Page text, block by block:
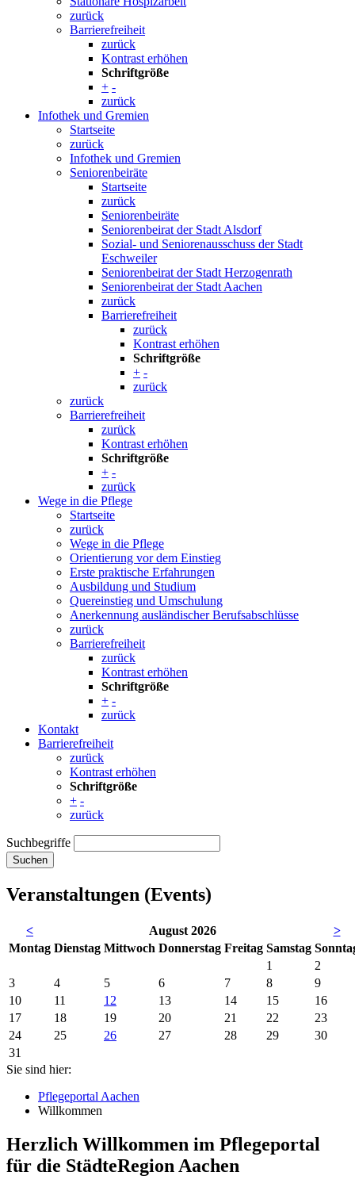
zurück
Barrierefreiheit
zurück
Kontrast erhöhen
Schriftgröße
+ -
zurück
Infothek und Gremien
Startseite
zurück
Infothek und Gremien
Seniorenbeiräte
Startseite
zurück
Seniorenbeiräte
Seniorenbeirat der Stadt Alsdorf
Sozial- und Seniorenausschuss der Stadt
Eschweiler
Seniorenbeirat der Stadt Herzogenrath
Seniorenbeirat der Stadt Aachen
zurück
Barrierefreiheit
zurück
Kontrast erhöhen
Schriftgröße
+ -
zurück
zurück
Barrierefreiheit
zurück
Kontrast erhöhen
Schriftgröße
+ -
zurück
Wege in die Pflege
Startseite
zurück
Wege in die Pflege
Orientierung vor dem Einstieg
Erste praktische Erfahrungen
Ausbildung und Studium
Quereinstieg und Umschulung
Anerkennung ausländischer Berufsabschlüsse
zurück
Barrierefreiheit
zurück
Kontrast erhöhen
Schriftgröße
+ -
zurück
Kontakt
Barrierefreiheit
zurück
Kontrast erhöhen
Schriftgröße
+ -
zurück
Suchbegriffe
Suchen
Veranstaltungen (Events)
< August 2026
>
Montag Dienstag Mittwoch Donnerstag Freitag Samstag So
1
2
3
4 5 6 7 8
9
10
11 12 13 14 15
16
17
18 19 20 21 22
23
24
25 26 27 28 29
30
31
Sie sind hier:
Pflegeportal Aachen
Willkommen
Herzlich Willkommen im Pflegeportal
für die StädteRegion Aachen